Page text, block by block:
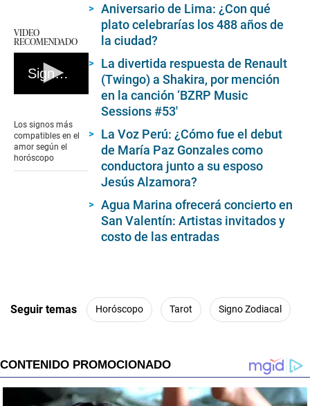
VIDEO
RECOMENDADO
Signos compatibles en el amor
of
3
minutes,
0
Los signos más
compatibles en el
amor según el
horóscopo
Aniversario de Lima: ¿Con qué
plato celebrarías los 488 años de
la ciudad?
La divertida respuesta de Renault
(Twingo) a Shakira, por mención
en la canción ‘BZRP Music
Sessions #53′
La Voz Perú: ¿Cómo fue el debut
de María Paz Gonzales como
conductora junto a su esposo
Jesús Alzamora?
Agua Marina ofrecerá concierto en
San Valentín: Artistas invitados y
costo de las entradas
Seguir temas Horóscopo Tarot Signo Zodiacal